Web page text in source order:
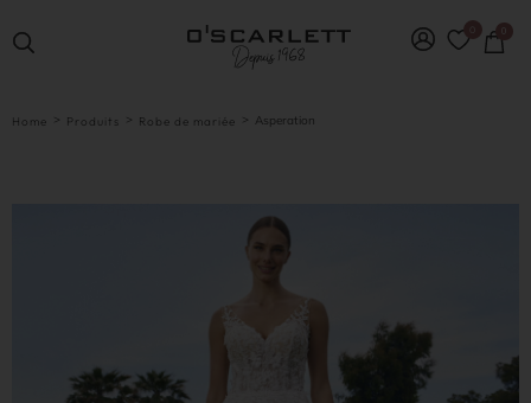
Home > Produits > Robe de mariée > Asperation